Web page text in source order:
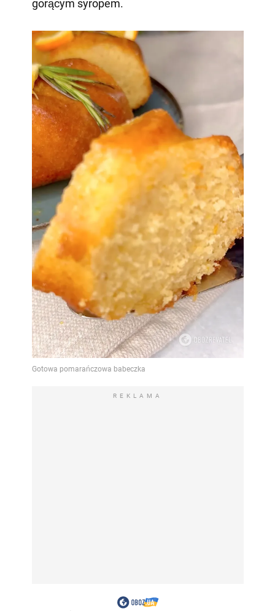
gorącym syropem.
REKLAMA